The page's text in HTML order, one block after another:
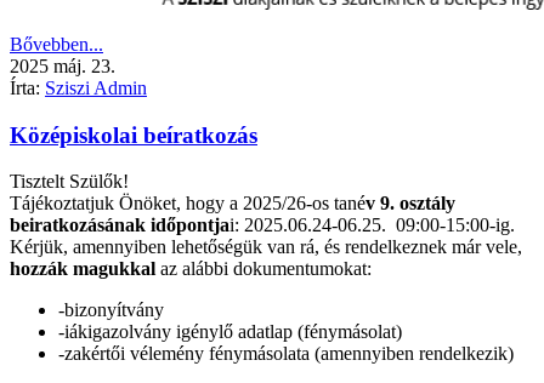
Bővebben...
2025 máj. 23.
Írta: Sziszi Admin
Középiskolai beíratkozás
Tisztelt Szülők!
Tájékoztatjuk Önöket, hogy a 2025/26-os tanév 9. osztály
beiratkozásának időpontjai: 2025.06.24-06.25. 09:00-15:00-ig.
Kérjük, amennyiben lehetőségük van rá, és rendelkeznek már vele,
hozzák magukkal az alábbi dokumentumokat:
-bizonyítvány
-iákigazolvány igénylő adatlap (fénymásolat)
-zakértői vélemény fénymásolata (amennyiben rendelkezik)